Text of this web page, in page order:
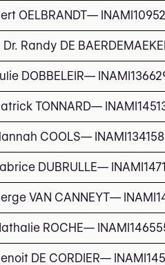
OELBRANDT— INAMI
Dr. Randy DE
DOBBELEIR— INAMI
TONNARD— INAMI
COOLS— INAMI
DUBRULLE— INAMI
VAN CANNEYT— INAMI
ROCHE— INAMI
DE CORDIER— INAMI